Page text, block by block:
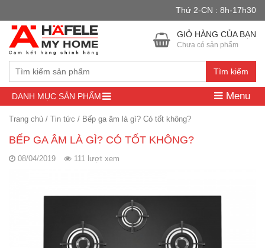
Thứ 2-CN : 8h-17h30
Tìm kiếm
GIỎ HÀNG CỦA BẠN
Chưa có sản phẩm
DANH MỤC SẢN PHẨM Menu
Trang chủ / Tin tức / Bếp ga âm là gì? Có tốt không?
BẾP GA ÂM LÀ GÌ? CÓ TỐT KHÔNG?
08/04/2019 111 lượt xem
Đây là cửa hàng demo nhằm mục đích thử nghiệm — các đơn hàng
sẽ không có hiệu lực.